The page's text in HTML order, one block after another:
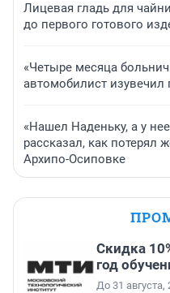
Лицевая гладь для
до первого готового
«Четыре месяца
автомобилист изувечил
«Нашел Наденьку, а у
рассказал, как потерял
Архипо-Осиповке
Скидка
год
До 31 августа,